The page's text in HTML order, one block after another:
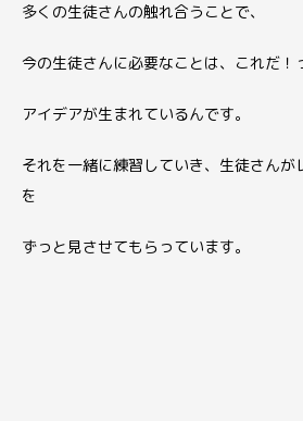
多くの生徒さんの触れ合うことで、
今の生徒さんに必要なことは、これだ！
アイデアが生まれているんです。
それを一緒に練習していき、生徒さんが
を
ずっと見させてもらっています。